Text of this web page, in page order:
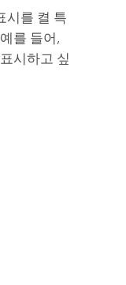
시를 켤 특
를 들어,
시하고 싶